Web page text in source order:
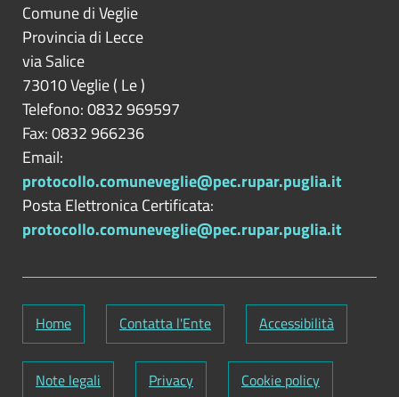
Comune di Veglie
Provincia di Lecce
via Salice
73010Veglie( Le)
Telefono: 0832 969597
Fax: 0832 966236
Email:
protocollo.comuneveglie@pec.rupar.puglia.it
Posta Elettronica Certificata:
protocollo.comuneveglie@pec.rupar.puglia.it
Home Contatta l'Ente Accessibilità
Note legali Privacy Cookie policy